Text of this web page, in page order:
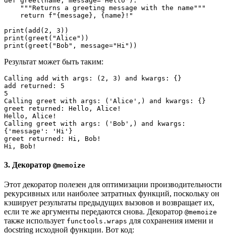
print(add(2, 3))
print(greet("Alice"))
print(greet("Bob", message="Hi"))
Результат может быть таким:
Calling add with args: (2, 3) and kwargs: {}
add returned: 5
5
Calling greet with args: ('Alice',) and kwargs: {}
greet returned: Hello, Alice!
Hello, Alice!
Calling greet with args: ('Bob',) and kwargs:
{'message': 'Hi'}
greet returned: Hi, Bob!
Hi, Bob!
3. Декоратор @memoize
Этот декоратор полезен для оптимизации производительности
рекурсивных или наиболее затратных функций, поскольку он
кэширует результаты предыдущих вызовов и возвращает их,
если те же аргументы передаются снова. Декоратор @memoize
также использует functools.wraps для сохранения имени и
docstring исходной функции. Вот код: